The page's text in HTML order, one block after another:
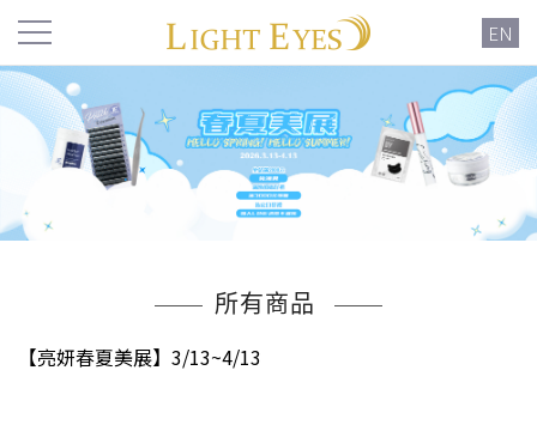
EN
所有商品
【亮妍春夏美展】3/13~4/13